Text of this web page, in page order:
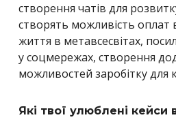
створення чатів для
створять можливість оплат
життя в метавсесвітах,
у соцмережах, створення
можливостей заробітку для
Які твої улюблені